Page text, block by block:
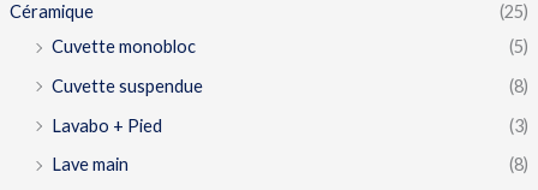
Céramique
(25)
Cuvette monobloc
(5)
Cuvette suspendue
(8)
Lavabo + Pied
(3)
Lave main
(8)